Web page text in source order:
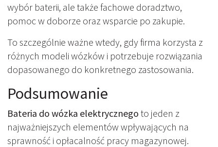
wybór baterii, ale także fachowe doradztwo,
pomoc w doborze oraz wsparcie po zakupie.
To szczególnie ważne wtedy, gdy firma korzysta z
różnych modeli wózków i potrzebuje rozwiązania
dopasowanego do konkretnego zastosowania.
Podsumowanie
Bateria do wózka elektrycznego to jeden z
najważniejszych elementów wpływających na
sprawność i opłacalność pracy magazynowej.